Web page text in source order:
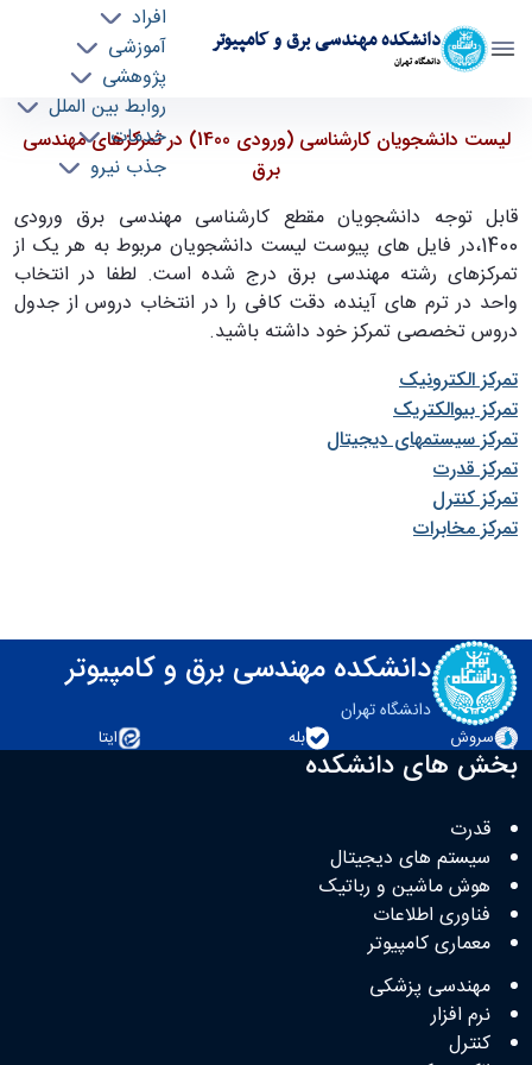
دانشکده مهندسی برق و کامپیوتر
دانشگاه تهران
افراد
آموزشی
پژوهشی
روابط بین الملل
خدمات
جذب نیرو
لیست دانشجویان کارشناسی (ورودی 1400) در
تمرکزهای مهندسی برق - ece- دانشکده مهندسی
برق و کامپیوتر
لیست دانشجویان کارشناسی (ورودی 1400) در تمرکزهای مهندسی
برق
قابل توجه دانشجویان مقطع کارشناسی مهندسی برق ورودی
1400،در فایل های پیوست لیست دانشجویان مربوط به هر یک از
تمرکزهای رشته مهندسی برق درج شده است. لطفا در انتخاب
واحد در ترم های آینده، دقت کافی را در انتخاب دروس از جدول
دروس تخصصی تمرکز خود داشته باشید.
تمرکز الکترونیک
تمرکز بیوالکتریک
تمرکز سیستمهای دیجیتال
تمرکز قدرت
تمرکز کنترل
تمرکز مخابرات
دانشکده مهندسی برق و کامپیوتر
دانشگاه تهران
سروش
بله ایتا
بخش های دانشکده
قدرت
سیستم های دیجیتال
هوش ماشین و رباتیک
فناوری اطلاعات
معماری کامپیوتر
مهندسی پزشکی
نرم افزار
کنترل